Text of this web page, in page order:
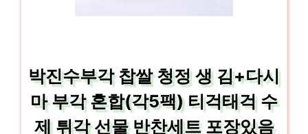
박진수부각 찹쌀 청정 생 김+다시
마 부각 혼합(각5팩) 티걱태걱 수
제 튀각 선물 반찬세트 포장있음